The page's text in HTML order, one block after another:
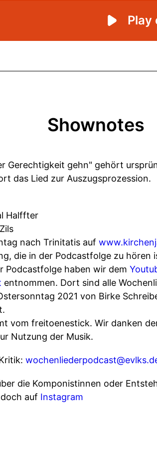
Shownotes
Gerechtigkeit gehn" gehört
das Lied zur Auszugsprozession.
Halffter
nach Trinitatis auf
die in der Podcastfolge zu hören
Podcastfolge haben wir dem
entnommen. Dort sind alle
2021 von Birke
vom freitoenestick. Wir danken
Nutzung der Musik.
die Komponistinnen oder
auf Instagram